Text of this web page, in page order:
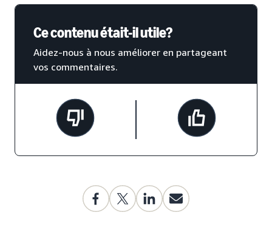
Ce contenu était-il utile?
Aidez-nous à nous améliorer en partageant
vos commentaires.